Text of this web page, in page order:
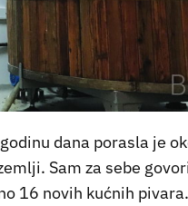
dana porasla je
Sam za sebe
16 novih kućnih